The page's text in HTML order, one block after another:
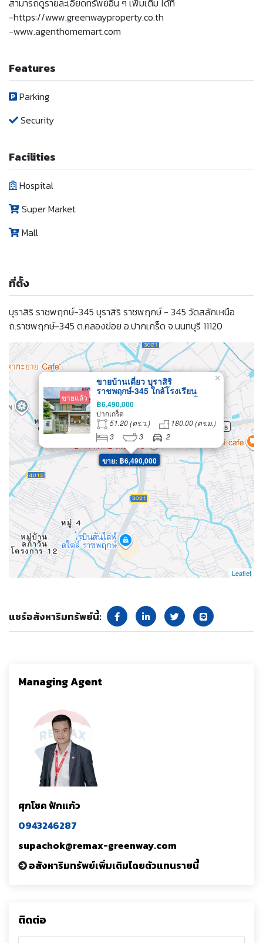
สามารถดูรายละเอียดทรัพย์อื่น ๆ เพิ่มเติม ได้ที่
-https://www.greenwayproperty.co.th
-www.agenthomemart.com
Features
Parking
Security
Facilities
Hospital
Super Market
Mall
ที่ตั้ง
บุราสิริ ราชพฤกษ์-345 บุราสิริ ราชพฤกษ์ - 345 วัดสลักเหนือ
ถ.ราชพฤกษ์-345 ต.คลองข่อย อ.ปากเกร็ด จ.นนทบุรี 11120
ขาย: ฿6,490,000
ขายแล้ว
ขายบ้านเดี่ยว บุราสิริ
ราชพฤกษ์-345 ใกล้โรงเรียน
นานาชาติ DBS และ SISB โดย
แสนสิริ บ้านสภาพสวย พร้อมเข้า
อยู่
฿6,490,000
ปากเกร็ด
51.20 (ตร.ว.)
180.00 (ตร.ม.)
3
3 2
×
Leaflet
แชร์อสังหาริมทรัพย์นี้:
Managing Agent
ศุภโชค ฟักแก้ว
0943246287
supachok@remax-greenway.com
อสังหาริมทรัพย์เพิ่มเติมโดยตัวแทนรายนี้
ติดต่อ